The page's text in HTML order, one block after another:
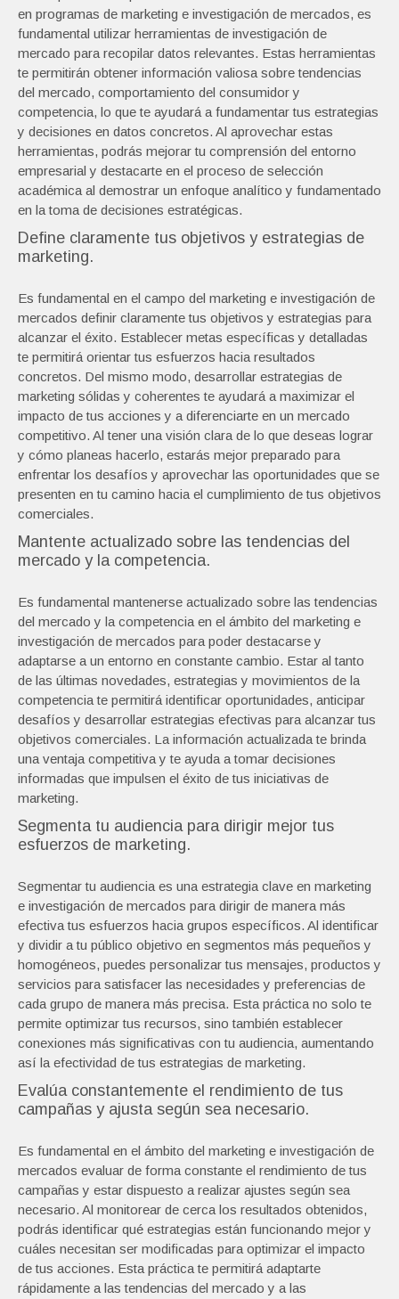
en programas de marketing e investigación de mercados, es
fundamental utilizar herramientas de investigación de
mercado para recopilar datos relevantes. Estas herramientas
te permitirán obtener información valiosa sobre tendencias
del mercado, comportamiento del consumidor y
competencia, lo que te ayudará a fundamentar tus estrategias
y decisiones en datos concretos. Al aprovechar estas
herramientas, podrás mejorar tu comprensión del entorno
empresarial y destacarte en el proceso de selección
académica al demostrar un enfoque analítico y fundamentado
en la toma de decisiones estratégicas.
Define claramente tus objetivos y estrategias de
marketing.
Es fundamental en el campo del marketing e investigación de
mercados definir claramente tus objetivos y estrategias para
alcanzar el éxito. Establecer metas específicas y detalladas
te permitirá orientar tus esfuerzos hacia resultados
concretos. Del mismo modo, desarrollar estrategias de
marketing sólidas y coherentes te ayudará a maximizar el
impacto de tus acciones y a diferenciarte en un mercado
competitivo. Al tener una visión clara de lo que deseas lograr
y cómo planeas hacerlo, estarás mejor preparado para
enfrentar los desafíos y aprovechar las oportunidades que se
presenten en tu camino hacia el cumplimiento de tus objetivos
comerciales.
Mantente actualizado sobre las tendencias del
mercado y la competencia.
Es fundamental mantenerse actualizado sobre las tendencias
del mercado y la competencia en el ámbito del marketing e
investigación de mercados para poder destacarse y
adaptarse a un entorno en constante cambio. Estar al tanto
de las últimas novedades, estrategias y movimientos de la
competencia te permitirá identificar oportunidades, anticipar
desafíos y desarrollar estrategias efectivas para alcanzar tus
objetivos comerciales. La información actualizada te brinda
una ventaja competitiva y te ayuda a tomar decisiones
informadas que impulsen el éxito de tus iniciativas de
marketing.
Segmenta tu audiencia para dirigir mejor tus
esfuerzos de marketing.
Segmentar tu audiencia es una estrategia clave en marketing
e investigación de mercados para dirigir de manera más
efectiva tus esfuerzos hacia grupos específicos. Al identificar
y dividir a tu público objetivo en segmentos más pequeños y
homogéneos, puedes personalizar tus mensajes, productos y
servicios para satisfacer las necesidades y preferencias de
cada grupo de manera más precisa. Esta práctica no solo te
permite optimizar tus recursos, sino también establecer
conexiones más significativas con tu audiencia, aumentando
así la efectividad de tus estrategias de marketing.
Evalúa constantemente el rendimiento de tus
campañas y ajusta según sea necesario.
Es fundamental en el ámbito del marketing e investigación de
mercados evaluar de forma constante el rendimiento de tus
campañas y estar dispuesto a realizar ajustes según sea
necesario. Al monitorear de cerca los resultados obtenidos,
podrás identificar qué estrategias están funcionando mejor y
cuáles necesitan ser modificadas para optimizar el impacto
de tus acciones. Esta práctica te permitirá adaptarte
rápidamente a las tendencias del mercado y a las